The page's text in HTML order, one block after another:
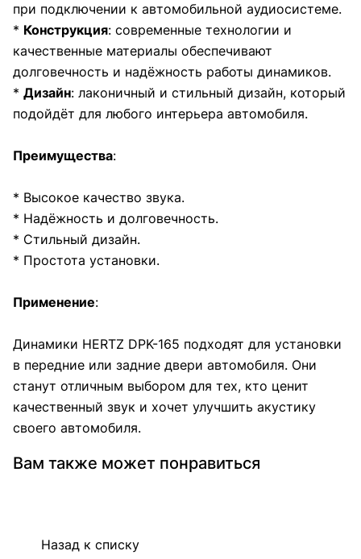
при подключении к автомобильной аудиосистеме.
* Конструкция: современные технологии и
качественные материалы обеспечивают
долговечность и надёжность работы динамиков.
* Дизайн: лаконичный и стильный дизайн, который
подойдёт для любого интерьера автомобиля.
Преимущества:
* Высокое качество звука.
* Надёжность и долговечность.
* Стильный дизайн.
* Простота установки.
Применение:
Динамики HERTZ DPK-165 подходят для установки
в передние или задние двери автомобиля. Они
станут отличным выбором для тех, кто ценит
качественный звук и хочет улучшить акустику
своего автомобиля.
Вам также может понравиться
Назад к списку